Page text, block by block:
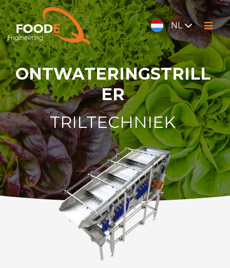
NL
ONTWATERINGSTRILL
ER
TRILTECHNIEK